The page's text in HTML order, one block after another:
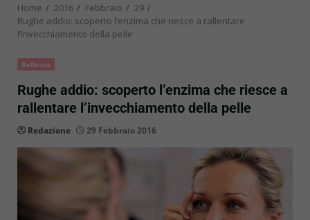
Home 2016 Febbraio
29
Rughe addio: scoperto l’enzima che riesce a rallentare
l’invecchiamento della pelle
Bellezza
Rughe addio: scoperto l’enzima che riesce a
rallentare l’invecchiamento della pelle
Redazione 29 Febbraio 2016